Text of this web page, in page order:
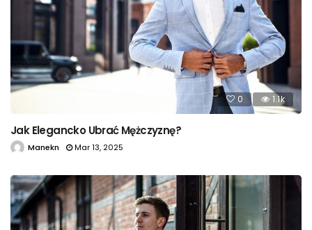
0 1.1k
Jak Elegancko Ubrać Mężczyznę?
Manekn Mar 13, 2025